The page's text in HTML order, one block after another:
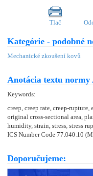
Tlač
Kategórie - podobné
Mechanické zkoušení kovů
Anotácia textu normy
Keywords:
creep, creep rate, creep-
original cross-sectional area,
humidity, strain, stress, stress
ICS Number Code 77.040.10
Doporučujeme: